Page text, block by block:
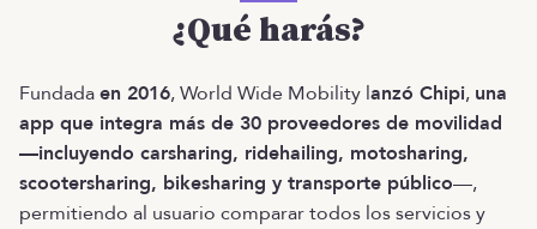
¿Qué harás?
Fundadaen 2016, World Wide Mobility lanzó Chipi, una
app que integra más de 30 proveedores de movilidad
—incluyendo carsharing, ridehailing, motosharing,
scootersharing, bikesharing y transporte público—,
permitiendo al usuario comparar todos los servicios y